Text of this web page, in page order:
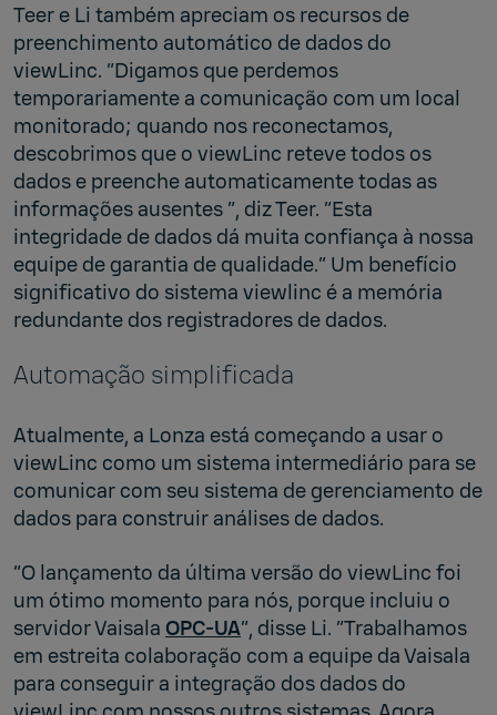
Teer e Li também apreciam os recursos de
preenchimento automático de dados do
viewLinc. “Digamos que perdemos
temporariamente a comunicação com um local
monitorado; quando nos reconectamos,
descobrimos que o viewLinc reteve todos os
dados e preenche automaticamente todas as
informações ausentes ”, diz Teer. “Esta
integridade de dados dá muita confiança à nossa
equipe de garantia de qualidade.” Um benefício
significativo do sistema viewlinc é a memória
redundante dos registradores de dados.
Automação simplificada
Atualmente, a Lonza está começando a usar o
viewLinc como um sistema intermediário para se
comunicar com seu sistema de gerenciamento de
dados para construir análises de dados.
“O lançamento da última versão do viewLinc foi
um ótimo momento para nós, porque incluiu o
servidor Vaisala OPC-UA”, disse Li. “Trabalhamos
em estreita colaboração com a equipe da Vaisala
para conseguir a integração dos dados do